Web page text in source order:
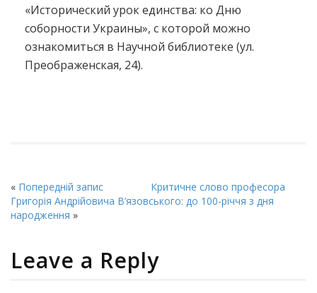
«Исторический урок единства: ко Дню
соборности Украины», с которой можно
ознакомиться в Научной библиотеке (ул.
Преображенская, 24).
« Попередній запис
Критичне слово професора
Григорія Андрійовича В’язовського: до 100-річчя з дня
народження »
Leave a Reply